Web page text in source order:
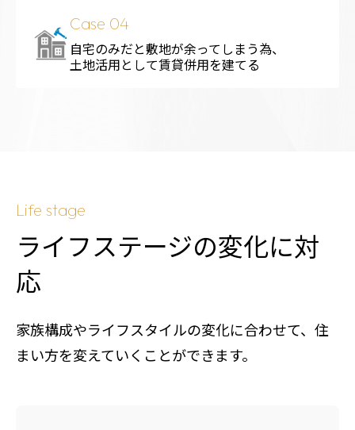
Case 04
自宅のみだと敷地が余ってしまう為、
土地活用として賃貸併用を建てる
Life stage
ライフステージの変化に対
応
家族構成やライフスタイルの変化に合わせて、住
まい方を変えていくことができます。